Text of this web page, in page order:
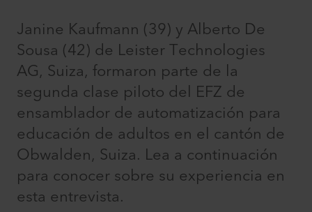
Janine Kaufmann (39) y Alberto De
Sousa (42) de Leister Technologies
AG, Suiza, formaron parte de la
segunda clase piloto del EFZ de
ensamblador de automatización para
educación de adultos en el cantón de
Obwalden, Suiza. Lea a continuación
para conocer sobre su experiencia en
esta entrevista.